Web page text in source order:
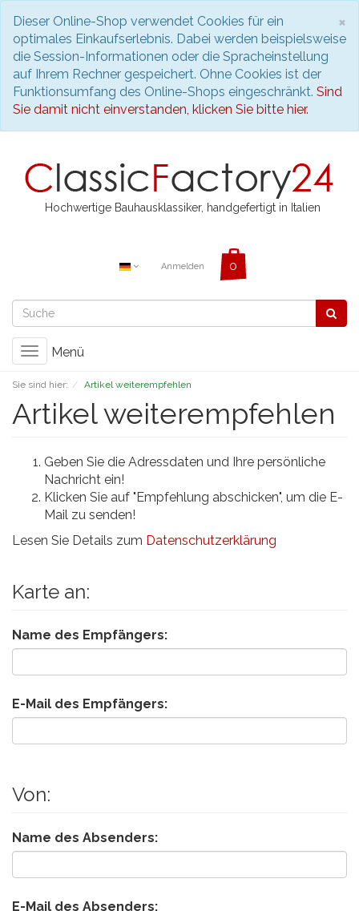
×
Dieser Online-Shop verwendet Cookies für ein
optimales Einkaufserlebnis. Dabei werden beispielsweise
die Session-Informationen oder die Spracheinstellung
auf Ihrem Rechner gespeichert. Ohne Cookies ist der
Funktionsumfang des Online-Shops eingeschränkt. Sind
Sie damit nicht einverstanden, klicken Sie bitte hier.
Hochwertige Bauhausklassiker, handgefertigt in Italien
Anmelden
Toggle
Menü
Sie sind hier: Artikel weiterempfehlen
Artikel weiterempfehlen
Geben Sie die Adressdaten und Ihre persönliche
Nachricht ein!
Klicken Sie auf "Empfehlung abschicken", um die E-
Mail zu senden!
Lesen Sie Details zum Datenschutzerklärung
Karte an:
Name des Empfängers:
E-Mail des Empfängers:
Von:
Name des Absenders:
E-Mail des Absenders: